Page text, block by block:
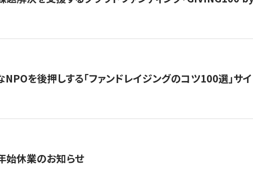
NPOを後押しする「ファンドレイジングのコツ100選」サ
始休業のお知らせ